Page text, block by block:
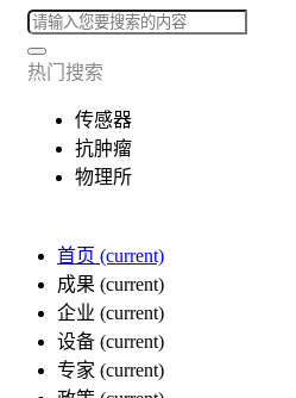
热门搜索
传感器
抗肿瘤
物理所
首页 (current)
成果 (current)
企业 (current)
设备 (current)
专家 (current)